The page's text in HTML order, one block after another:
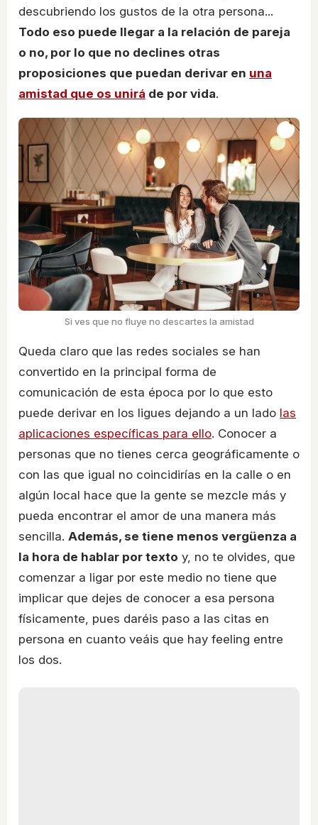
descubriendo los gustos de la otra persona...
Todo eso puede llegar a la relación de pareja
o no, por lo que no declines otras
proposiciones que puedan derivar en una
amistad que os unirá de por vida.
Si ves que no fluye no descartes la amistad
Queda claro que las redes sociales se han
convertido en la principal forma de
comunicación de esta época por lo que esto
puede derivar en los ligues dejando a un lado las
aplicaciones específicas para ello. Conocer a
personas que no tienes cerca geográficamente o
con las que igual no coincidirías en la calle o en
algún local hace que la gente se mezcle más y
pueda encontrar el amor de una manera más
sencilla. Además, se tiene menos vergüenza a
la hora de hablar por texto y, no te olvides, que
comenzar a ligar por este medio no tiene que
implicar que dejes de conocer a esa persona
físicamente, pues daréis paso a las citas en
persona en cuanto veáis que hay feeling entre
los dos.